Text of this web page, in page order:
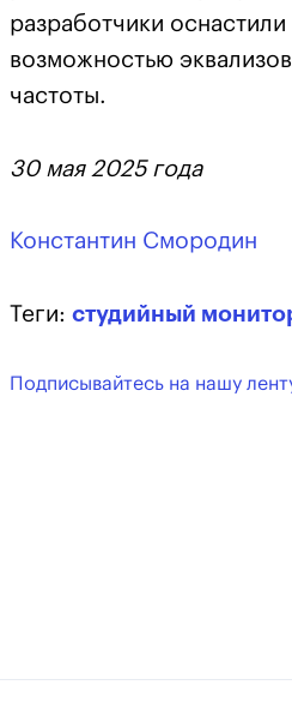
разработчики
возможностью
частоты.
30 мая 2025 года
Константин Смородин
Теги: студийный
Подписывайтесь на нашу